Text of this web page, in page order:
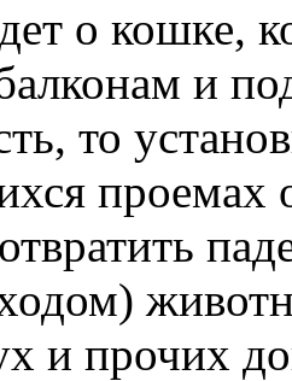
о кошке,
и
то
проемах
и прочих